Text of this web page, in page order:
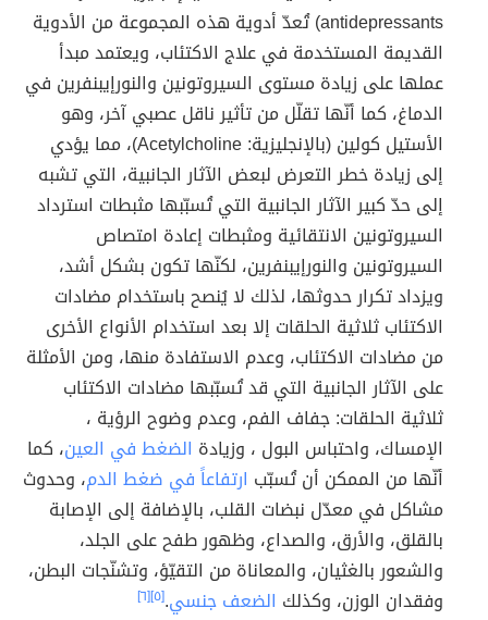
antidepressants) تُعدّ أدوية هذه المجموعة من الأدوية
القديمة المستخدمة في علاج الاكتئاب، ويعتمد مبدأ
عملها على زيادة مستوى السيروتونين والنورإيبنفرين في
الدماغ، كما أنّها تقلّل من تأثير ناقل عصبي آخر، وهو
الأستيل كولين (بالإنجليزية: Acetylcholine)، مما يؤدي
إلى زيادة خطر التعرض لبعض الآثار الجانبية، التي تشبه
إلى حدّ كبير الآثار الجانبية التي تُسبّبها مثبطات استرداد
السيروتونين الانتقائية ومثبطات إعادة امتصاص
السيروتونين والنورإيبنفرين، لكنّها تكون بشكل أشد،
ويزداد تكرار حدوثها، لذلك لا يُنصح باستخدام مضادات
الاكتئاب ثلاثية الحلقات إلا بعد استخدام الأنواع الأخرى
من مضادات الاكتئاب، وعدم الاستفادة منها، ومن الأمثلة
على الآثار الجانبية التي قد تُسبّبها مضادات الاكتئاب
ثلاثية الحلقات: جفاف الفم، وعدم وضوح الرؤية ،
الإمساك، واحتباس البول ، وزيادة الضغط في العين، كما
أنّها من الممكن أن تُسبّب ارتفاعاً في ضغط الدم، وحدوث
مشاكل في معدّل نبضات القلب، بالإضافة إلى الإصابة
بالقلق، والأرق، والصداع، وظهور طفح على الجلد،
والشعور بالغثيان، والمعاناة من التقيّؤ، وتشنّجات البطن،
وفقدان الوزن، وكذلك الضعف جنسي.[٥] [٦]